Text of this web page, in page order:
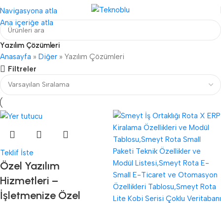
Navigasyona atla
Ana içeriğe atla
Yazılım Çözümleri
Anasayfa » Diğer » Yazılım Çözümleri
Filtreler
Teklif İste
Özel Yazılım
Hizmetleri –
İşletmenize Özel